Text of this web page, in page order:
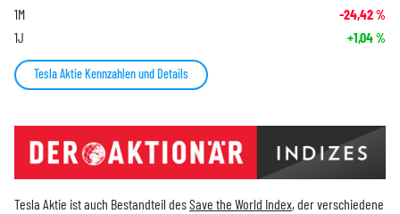
1M -24,42%
1J +1,04%
Tesla Aktie Kennzahlen und Details
Tesla Aktie ist auch Bestandteil desSave the World Index, der verschiedene